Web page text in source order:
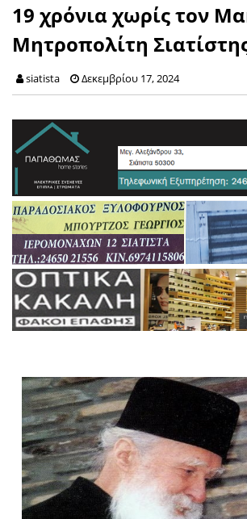
19 χρόνια χωρίς τον
Μητροπολίτη
siatista Δεκεμβρίου 17, 2024